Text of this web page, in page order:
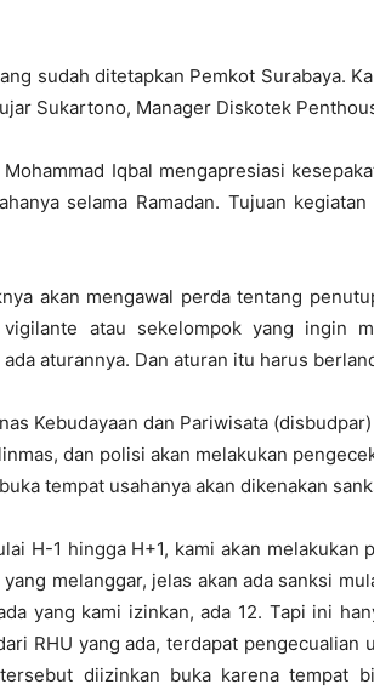
sudah ditetapkan Pemkot Surabaya.
Sukartono, Manager Diskotek
Iqbal mengapresiasi
selama Ramadan. Tujuan
akan mengawal perda tentang
atau sekelompok yang ingin
aturannya. Dan aturan itu harus
Kebudayaan dan Pariwisata
dan polisi akan melakukan
tempat usahanya akan dikenakan
H-1 hingga H+1, kami akan melakukan
melanggar, jelas akan ada sanksi
yang kami izinkan, ada 12. Tapi ini
RHU yang ada, terdapat pengecualian
diizinkan buka karena tempat